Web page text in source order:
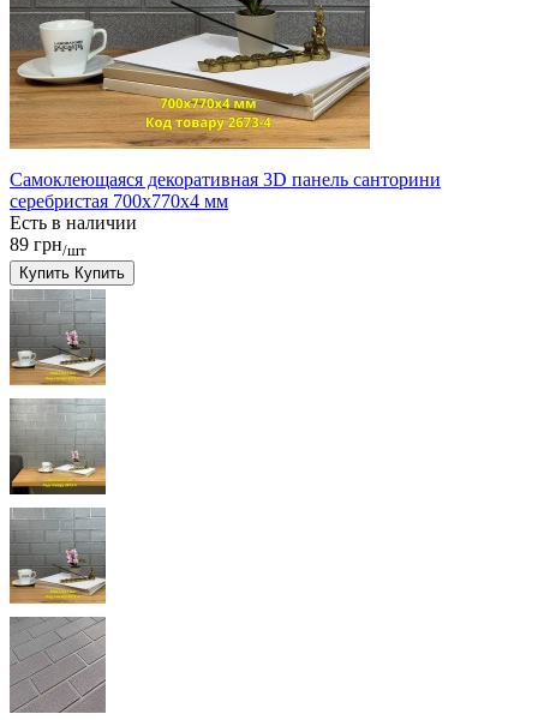
Самоклеющаяся декоративная 3D панель санторини
серебристая 700x770x4 мм
Есть в наличии
89 грн/шт
Купить Купить